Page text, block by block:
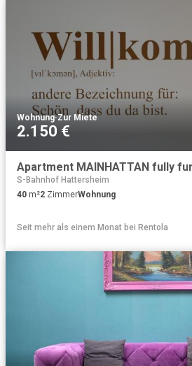
Wohnung·Zur Miete
2.150 €
S-Bahnhof Hattersheim
40 m²2 ZimmerWohnung
Seit mehr als einem Monat bei Rentola